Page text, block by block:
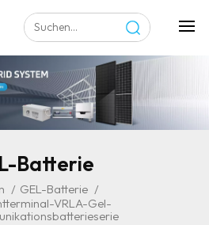
Batterie
/ GEL-Batterie /
VRLA-Gel-